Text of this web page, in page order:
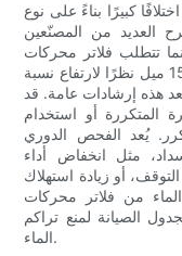
كبيرًا بناءً على نوع
العديد من المصنّعين
إلى 30,000 ميل، بينما تتطلب فلاتر محركات
الديزل عادةً استبدالها كل 10,000 إلى 15,000 ميل نظرًا لارتفاع نسبة
هذه إرشادات عامة. قد
المتكررة أو استخدام
يُعد الفحص الدوري
مثل انخفاض أداء
أو زيادة استهلاك
من فلاتر محركات
الصيانة لمنع تراكم
الماء.